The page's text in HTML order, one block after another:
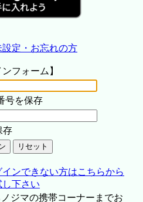
定・お忘れの方
ンフォーム】
号を保存
存
ンできない方はこちらから
し下さい
ジマの携帯コーナーまでお